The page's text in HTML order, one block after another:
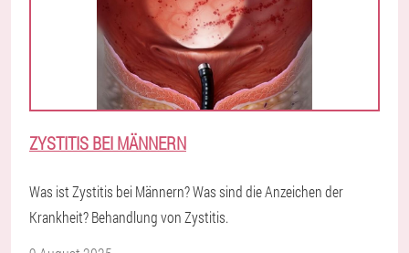
ZYSTITIS BEI MÄNNERN
Was ist Zystitis bei Männern? Was sind die Anzeichen der
Krankheit? Behandlung von Zystitis.